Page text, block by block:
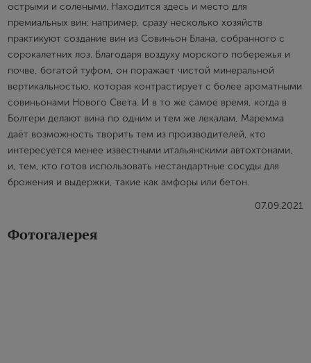
острыми и солеными. Находится здесь и место для
премиальных вин: например, сразу несколько хозяйств
практикуют создание вин из Совиньон Блана, собранного с
сорокалетних лоз. Благодаря воздуху морского побережья и
почве, богатой туфом, он поражает чистой минеральной
вертикальностью, которая контрастирует с более ароматными
совиньонами Нового Света. И в то же самое время, когда в
Болгери делают вина по одним и тем же лекалам, Маремма
даёт возможность творить тем из производителей, кто
интересуется менее известными итальянскими автохтонами,
и, тем, кто готов использовать нестандартные сосуды для
брожения и выдержки, такие как амфоры или бетон.
07.09.2021
Фотогалерея